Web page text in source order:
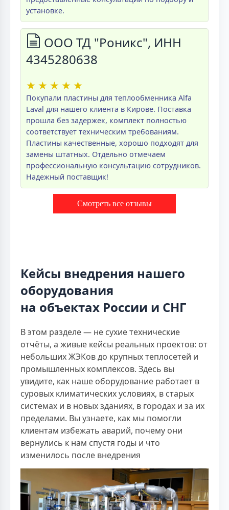
установке.
ООО ТД "Роникс", ИНН
4345280638
★ ★ ★ ★ ★
Покупали пластины для теплообменника Alfa
Laval для нашего клиента в Кирове. Поставка
прошла без задержек, комплект полностью
соответствует техническим требованиям.
Пластины качественные, хорошо подходят для
замены штатных. Отдельно отмечаем
профессиональную консультацию сотрудников.
Надежный поставщик!
Смотреть все отзывы
Кейсы внедрения нашего
оборудования
на объектах России и СНГ
В этом разделе — не сухие технические
отчёты, а живые кейсы реальных проектов: от
небольших ЖЭКов до крупных теплосетей и
промышленных комплексов. Здесь вы
увидите, как наше оборудование работает в
суровых климатических условиях, в старых
системах и в новых зданиях, в городах и за их
пределами. Вы узнаете, как мы помогли
клиентам избежать аварий, почему они
вернулись к нам спустя годы и что
изменилось после внедрения